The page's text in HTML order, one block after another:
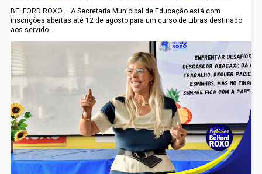
BELFORD ROXO – A Secretaria Municipal de Educação está com
inscrições abertas até 12 de agosto para um curso de Libras destinado
aos servido...